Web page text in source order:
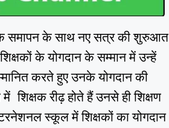
समापन के साथ नए सत्र की शुरुआत
के योगदान के सम्मान में उन्हें
करते हुए उनके योगदान की
रीढ़ होते हैं उनसे ही शिक्षण
स्कूल में शिक्षकों का योगदान